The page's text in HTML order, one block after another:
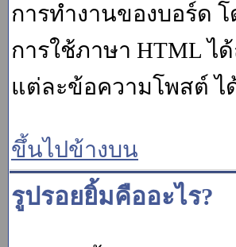
การทำงานของบอร์ด
การใช้ภาษา HTML ไ
แต่ละข้อความโพสต์
ขึ้นไปข้างบน
รูปรอยยิ้มคืออะไร?